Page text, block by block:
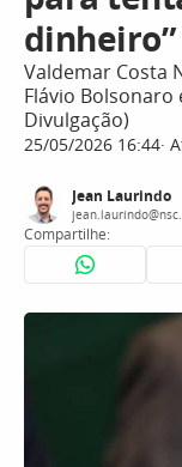
dinheiro”
Valdemar Costa
Flávio Bolsonaro
Divulgação)
25/05/2026 16:44
Jean Laurindo
Compartilhe: